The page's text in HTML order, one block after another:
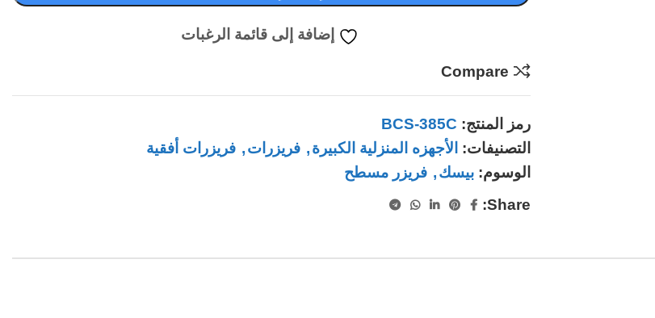
إضافة إلى قائمة الرغبات
Compare
رمز المنتج: BCS-385C
التصنيفات: الأجهزه المنزلية الكبيرة, فريزرات, فريزرات أفقية
الوسوم: بيسك, فريزر مسطح
Share: